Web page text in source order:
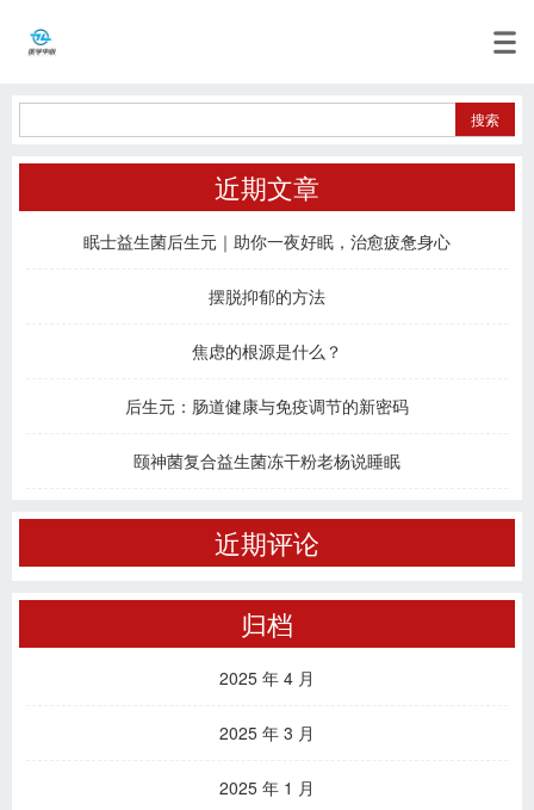
近期文章
眠士益生菌后生元｜助你一夜好眠，治愈疲惫身心
摆脱抑郁的方法
焦虑的根源是什么？
后生元：肠道健康与免疫调节的新密码
颐神菌复合益生菌冻干粉老杨说睡眠
近期评论
归档
2025 年 4 月
2025 年 3 月
2025 年 1 月